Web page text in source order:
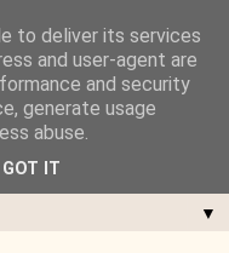
▼
to deliver its services
and user-agent are
and security
generate usage
abuse.
GOT IT